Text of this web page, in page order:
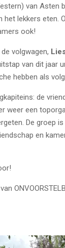
van Asten
lekkers eten.
ook!
volgwagen,
van dit jaar
hebben als
de
weer een
De groep
en